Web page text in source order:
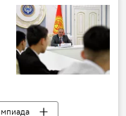
Россиянын Донбассты коргоо боюнча атайын операциясы